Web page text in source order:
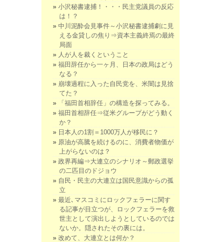
小沢秘書逮捕！・・・民主党議員の反応
は！？
中川泥酔会見事件～小沢秘書逮捕劇に見
える金貸しの焦り⇒資本主義終焉の最終
局面
人が人を裁くということ
福田辞任から一ヶ月、日本の政局はどう
なる？
崩壊過程に入った自民党を、米闇は見捨
てた？
「福田首相辞任」の構造を探ってみる。
福田首相辞任⇒従米グループがどう動く
か？
日本人の1割＝1000万人が移民に？
原油が高騰を続けるのに、消費者物価が
上がらないのは？
政界再編⇒大連立のシナリオ～郵政選挙
の二匹目のドジョウ
自民・民主の大連立は国民意識からの孤
立
最近､マスコミにロックフェラーに関す
る記事が目立つが、ロックフェラーを救
世主として演出しようとしているのでは
ないか。隠されたその裏には。
改めて、大連立とは何か？